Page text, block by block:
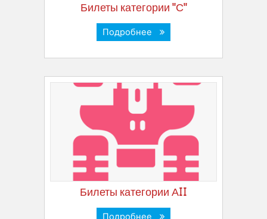
Билеты категории "С"
Подробнее
Билеты категории АII
Подробнее